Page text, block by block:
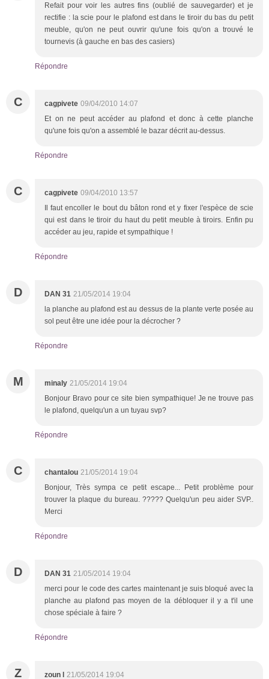
Refait pour voir les autres fins (oublié de sauvegarder) et je
rectifie : la scie pour le plafond est dans le tiroir du bas du petit
meuble, qu'on ne peut ouvrir qu'une fois qu'on a trouvé le
tournevis (à gauche en bas des casiers)
Répondre
C cagpivete 09/04/2010 14:07
Et on ne peut accéder au plafond et donc à cette planche
qu'une fois qu'on a assemblé le bazar décrit au-dessus.
Répondre
C cagpivete 09/04/2010 13:57
Il faut encoller le bout du bâton rond et y fixer l'espèce de scie
qui est dans le tiroir du haut du petit meuble à tiroirs. Enfin pu
accéder au jeu, rapide et sympathique !
Répondre
D DAN 31 21/05/2014 19:04
la planche au plafond est au dessus de la plante verte posée au
sol peut être une idée pour la décrocher ?
Répondre
M minaly 21/05/2014 19:04
Bonjour Bravo pour ce site bien sympathique! Je ne trouve pas
le plafond, quelqu'un a un tuyau svp?
Répondre
C chantalou 21/05/2014 19:04
Bonjour, Très sympa ce petit escape... Petit problème pour
trouver la plaque du bureau. ????? Quelqu'un peu aider SVP..
Merci
Répondre
D DAN 31 21/05/2014 19:04
merci pour le code des cartes maintenant je suis bloqué avec la
planche au plafond pas moyen de la débloquer il y a t'il une
chose spéciale à faire ?
Répondre
Z zoun l 21/05/2014 19:04